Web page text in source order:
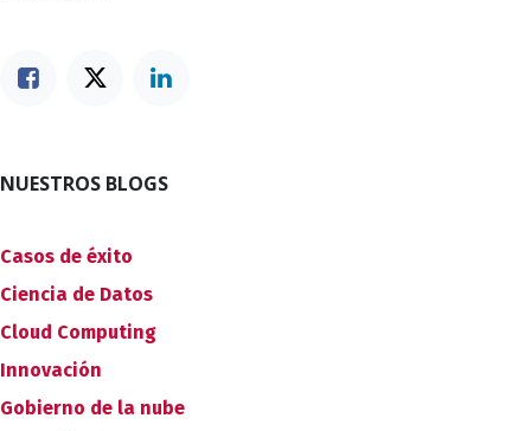
NUESTROS BLOGS
Casos de éxito
Ciencia de Datos
Cloud Computing
Innovación
Gobierno de la nube